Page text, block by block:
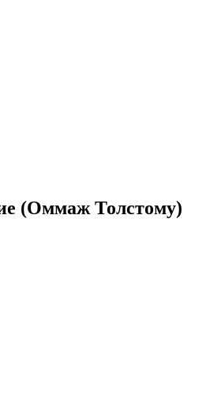
(Оммаж Толстому)